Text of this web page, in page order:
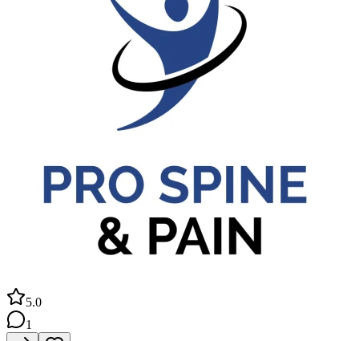
5.0
1